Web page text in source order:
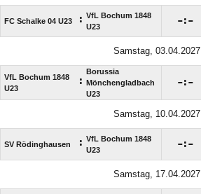
FC Schalke 04 U23 : VfL Bochum 1848
U23
:
Samstag, 03.04.2027
VfL Bochum 1848
U23
:
Borussia
Mönchengladbach
U23
:
Samstag, 10.04.2027
SV Rödinghausen : VfL Bochum 1848
U23
:
Samstag, 17.04.2027